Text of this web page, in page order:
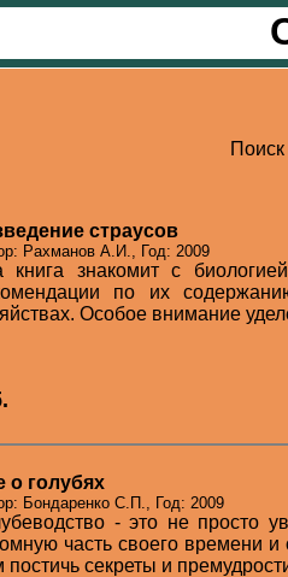
страусов
Рахманов А.И., Год: 2009
книга знакомит с
по их
Особое внимание
о голубях
Бондаренко С.П., Год: 2009
- это не просто
часть своего времени
постичь секреты и